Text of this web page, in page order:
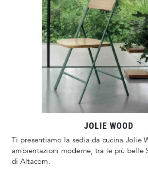
JOLIE WOOD
Ti presentiamo la sedia da cucina Jolie
ambientazioni moderne, tra le più belle
di Altacom.